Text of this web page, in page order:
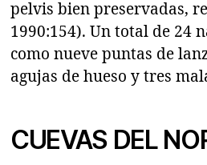
pelvis bien preservadas,
1990:154). Un total de 24
como nueve puntas de
agujas de hueso y tres
CUEVAS DEL